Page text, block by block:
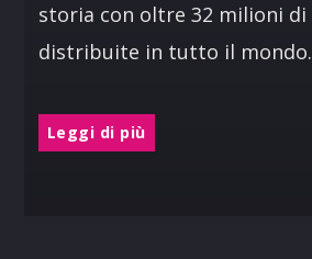
storia con oltre 32 milioni di
distribuite in tutto il mondo.
Leggi di più